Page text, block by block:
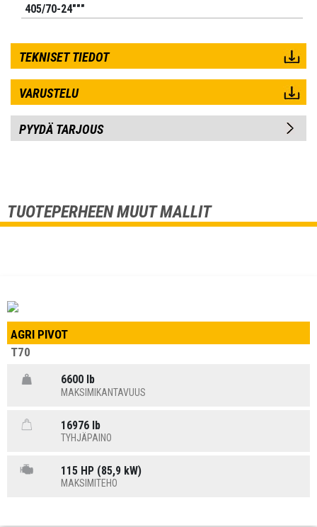
405/70-24"""
TEKNISET TIEDOT
VARUSTELU
PYYDÄ TARJOUS
TUOTEPERHEEN MUUT MALLIT
AGRI PIVOT
T70
6600 lb
MAKSIMIKANTAVUUS
16976 lb
TYHJÄPAINO
115 HP (85,9 kW)
MAKSIMITEHO